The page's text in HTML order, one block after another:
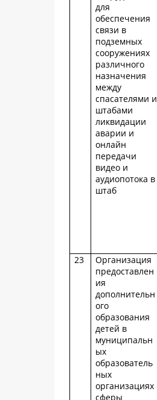
для
обеспечения
связи в
подземных
сооружениях
различного
назначения
между
спасателями и
штабами
ликвидации
аварии и
онлайн
передачи
видео и
аудиопотока в
штаб
23
Организация
предоставлен
ия
дополнительн
ого
образования
детей в
муниципальн
ых
образователь
ных
организациях
сферы